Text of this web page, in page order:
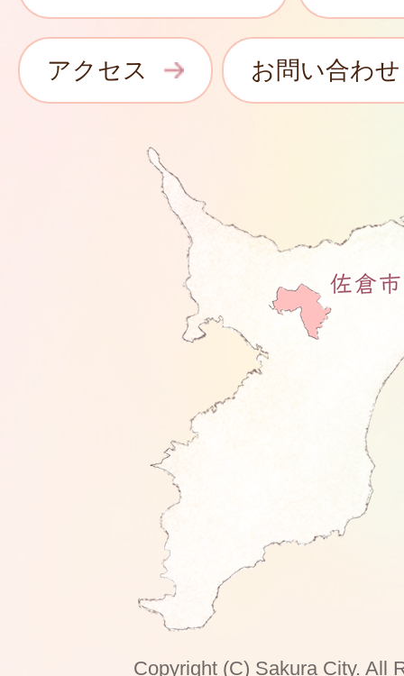
アクセス お問い合わせ
Copyright (C) Sakura City. All